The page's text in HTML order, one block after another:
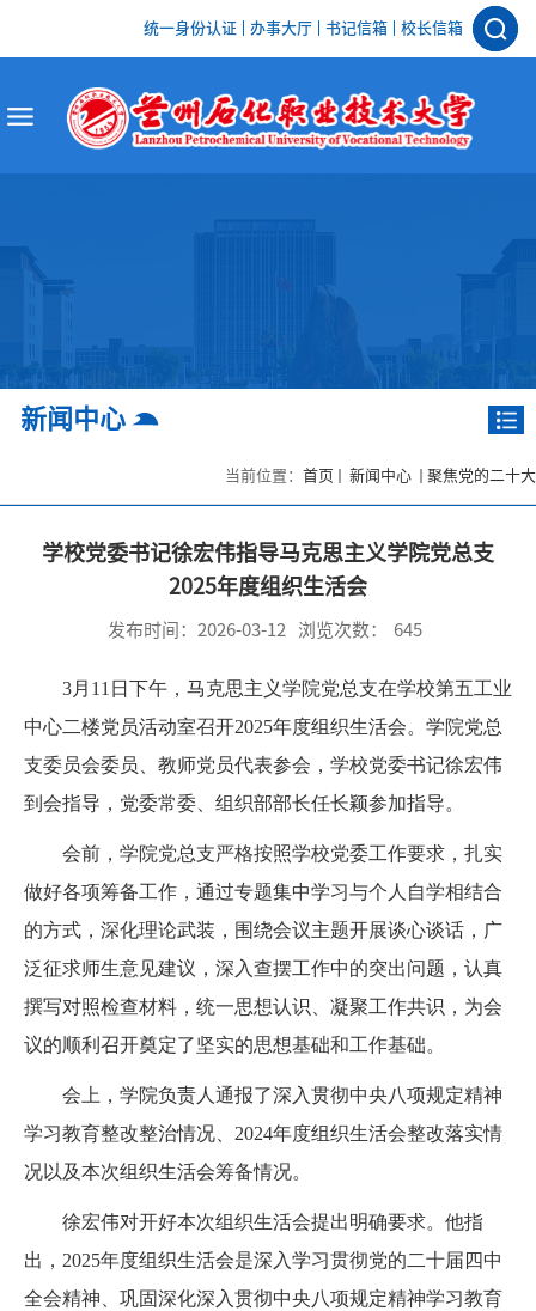
统一身份认证 办事大厅 书记信箱 校长信箱
新闻中心
当前位置： 首页 新闻中心 聚焦党的二十大
学校党委书记徐宏伟指导马克思主义学院党总支
2025年度组织生活会
发布时间：2026-03-12 浏览次数： 645
3月11日下午，马克思主义学院党总支在学校第五工业
中心二楼党员活动室召开2025年度组织生活会。学院党总
支委员会委员、教师党员代表参会，学校党委书记徐宏伟
到会指导，党委常委、组织部部长任长颖参加指导。
会前，学院党总支严格按照学校党委工作要求，扎实
做好各项筹备工作，通过专题集中学习与个人自学相结合
的方式，深化理论武装，围绕会议主题开展谈心谈话，广
泛征求师生意见建议，深入查摆工作中的突出问题，认真
撰写对照检查材料，统一思想认识、凝聚工作共识，为会
议的顺利召开奠定了坚实的思想基础和工作基础。
会上，学院负责人通报了深入贯彻中央八项规定精神
学习教育整改整治情况、2024年度组织生活会整改落实情
况以及本次组织生活会筹备情况。
徐宏伟对开好本次组织生活会提出明确要求。他指
出，2025年度组织生活会是深入学习贯彻党的二十届四中
全会精神、巩固深化深入贯彻中央八项规定精神学习教育